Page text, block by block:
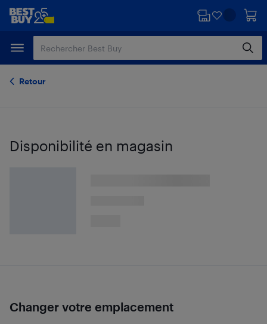
Passer
principal
Passer
Retour
Disponibilité en magasin
Changer votre emplacement